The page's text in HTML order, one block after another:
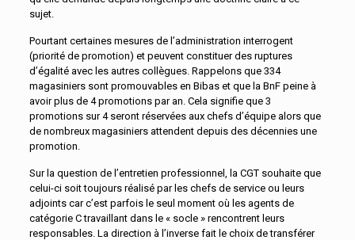
sujet.
Pourtant certaines mesures de l’administration interrogent
(priorité de promotion) et peuvent constituer des ruptures
d’égalité avec les autres collègues. Rappelons que 334
magasiniers sont promouvables en Bibas et que la BnF peine à
avoir plus de 4 promotions par an. Cela signifie que 3
promotions sur 4 seront réservées aux chefs d’équipe alors que
de nombreux magasiniers attendent depuis des décennies une
promotion.
Sur la question de l’entretien professionnel, la CGT souhaite que
celui-ci soit toujours réalisé par les chefs de service ou leurs
adjoints car c’est parfois le seul moment où les agents de
catégorie C travaillant dans le « socle » rencontrent leurs
responsables. La direction à l’inverse fait le choix de transférer